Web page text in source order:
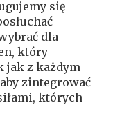
się
dla
który
jak z każdym
zintegrować
których